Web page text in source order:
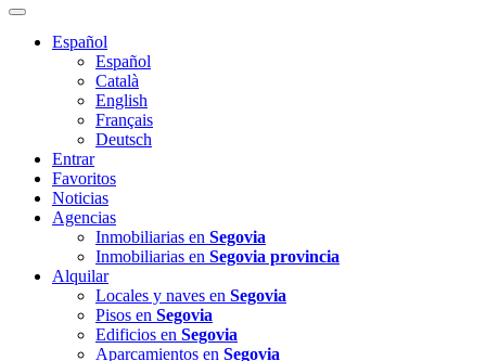
Español
Español
Català
English
Français
Deutsch
Entrar
Favoritos
Noticias
Agencias
Inmobiliarias en Segovia
Inmobiliarias en Segovia provincia
Alquilar
Locales y naves en Segovia
Pisos en Segovia
Edificios en Segovia
Aparcamientos en Segovia